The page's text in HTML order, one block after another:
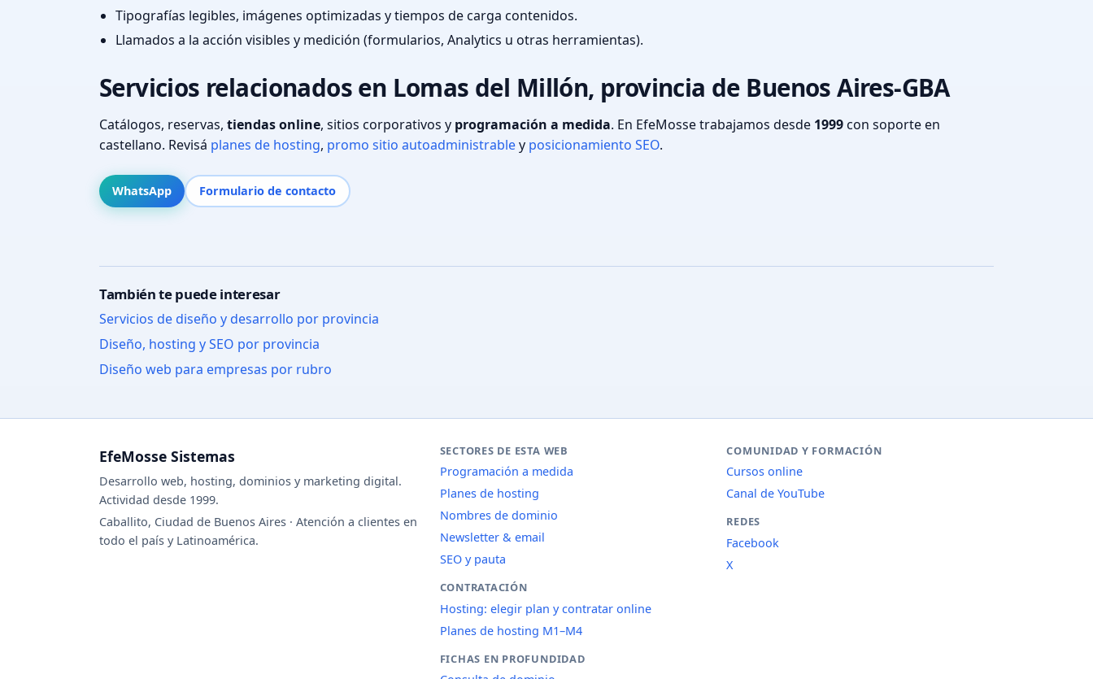
Tipografías legibles, imágenes optimizadas y tiempos de carga contenidos.
Llamados a la acción visibles y medición (formularios, Analytics u otras herramientas).
Servicios relacionados en Lomas del Millón, provincia de Buenos Aires-GBA
Catálogos, reservas, tiendas online, sitios corporativos y programación a medida. En EfeMosse trabajamos desde 1999con soporte en
castellano. Revisá planes de hosting, promo sitio autoadministrabley posicionamiento SEO.
WhatsApp Formulario de contacto
También te puede interesar
Servicios de diseño y desarrollo por provincia
Diseño, hosting y SEO por provincia
Diseño web para empresas por rubro
EfeMosse Sistemas
Desarrollo web, hosting, dominios y marketing digital.
Actividad desde 1999.
Caballito, Ciudad de Buenos Aires · Atención a clientes en
todo el país y Latinoamérica.
SECTORES DE ESTA WEB
Programación a medida
Planes de hosting
Nombres de dominio
Newsletter & email
SEO y pauta
CONTRATACIÓN
Hosting: elegir plan y contratar online
Planes de hosting M1–M4
FICHAS EN PROFUNDIDAD
COMUNIDAD Y FORMACIÓN
Cursos online
Canal de YouTube
REDES
Facebook
X